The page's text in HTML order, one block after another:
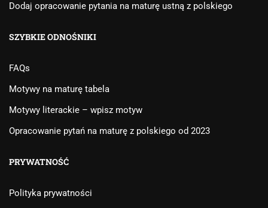
Dodaj opracowanie pytania na maturę ustną z polskiego
SZYBKIE ODNOŚNIKI
FAQs
Motywy na maturę tabela
Motywy literackie – wpisz motyw
Opracowanie pytań na maturę z polskiego od 2023
PRYWATNOŚĆ
Polityka prywatności